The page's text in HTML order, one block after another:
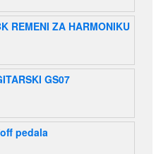
REMENI ZA HARMONIKU
GS07
pedala